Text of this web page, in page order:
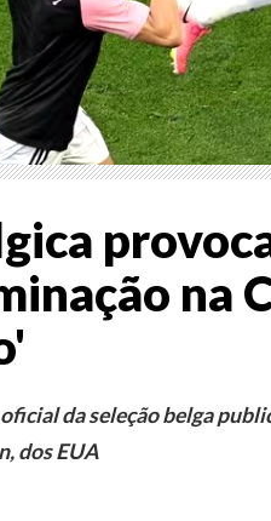
na
da seleção belga
dos EUA